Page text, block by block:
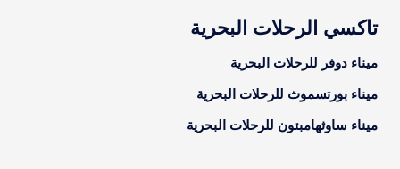
تاكسي الرحلات البحرية
ميناء دوفر للرحلات البحرية
ميناء بورتسموث للرحلات البحرية
ميناء ساوثهامبتون للرحلات البحرية